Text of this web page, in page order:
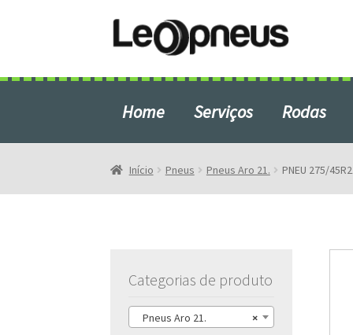
Pular
para
Pular
para
conteúdo
Home Serviços Rodas
Início Pneus Pneus Aro 21. PNEU 275/
Categorias de produto
×
Pneus Aro 21.